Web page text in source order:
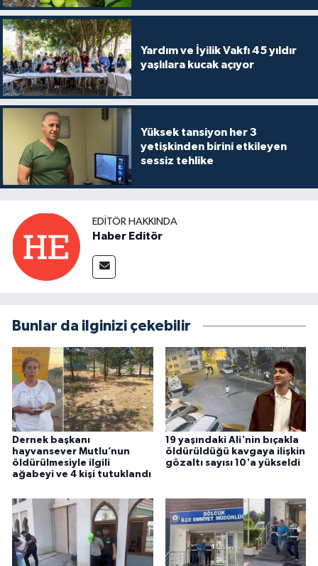
Yardım ve İyilik Vakfı 45 yıldır
yaşlılara kucak açıyor
Yüksek tansiyon her 3
yetişkinden birini etkileyen
sessiz tehlike
EDITÖR HAKKINDA
Haber Editör
Bunlar da ilginizi çekebilir
Dernek başkanı
hayvansever Mutlu’nun
öldürülmesiyle ilgili
ağabeyi ve 4 kişi tutuklandı
19 yaşındaki Ali'nin bıçakla
öldürüldüğü kavgaya ilişkin
gözaltı sayısı 10'a yükseldi